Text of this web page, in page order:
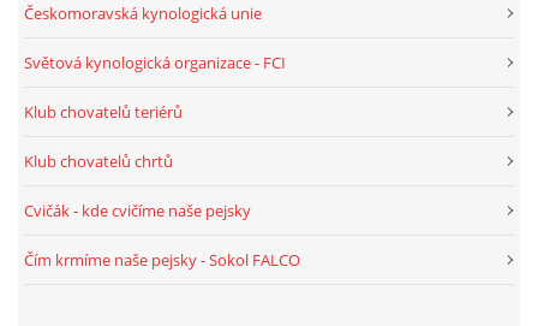
NAŠI PSI ♂
VRHY WHIPPET
CHCETE OD NÁŠ ŠTĚŇÁTKO?
Českomoravská kynologická unie
Světová kynologická organizace - FCI
Klub chovatelů teriérů
Klub chovatelů chrtů
Cvičák - kde cvičíme naše pejsky
Čím krmíme naše pejsky - Sokol FALCO